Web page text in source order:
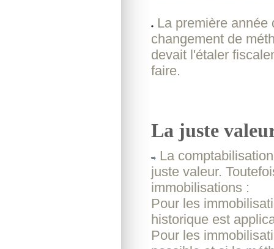
La première année
changement de
devait l'étaler
faire.
La juste
La
juste valeur.
immobilisations :
Pour les
historique est
Pour les